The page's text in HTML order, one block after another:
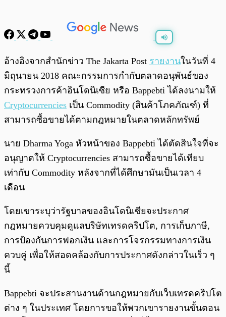
พร้อมเล่น 0:00/ 0:00
อ้างอิงจากสำนักข่าว The Jakarta Post รายงานในวันที่ 4
มิถุนายน 2018 คณะกรรมการกำกับตลาดอนุพันธ์ของ
กระทรวงการค้าอินโดนิเซีย หรือ Bappebti ได้ลงนามให้
Cryptocurrencies เป็น Commodity (สินค้าโภคภัณฑ์) ที่
สามารถซื้อขายได้ตามกฎหมายในตลาดหลักทรัพย์
นาย Dharma Yoga หัวหน้าของ Bappebti ได้ตัดสินใจที่จะ
อนุญาตให้ Cryptocurrencies สามารถซื้อขายได้เทียบ
เท่ากับ Commodity หลังจากที่ได้ศึกษามันเป็นเวลา 4
เดือน
โดยเขาระบุว่ารัฐบาลของอินโดนิเซียจะประกาศ
กฎหมายควบคุมดูแลบริษัทเทรดคริปโต, การเก็บภาษี,
การป้องกันการฟอกเงิน และการโจรกรรมทางการเงิน
ควบคู่ เพื่อให้สอดคล้องกับการประกาศดังกล่าวในเร็ว ๆ
นี้
Bappebti จะประสานงานด้านกฎหมายกับเว็บเทรดคริปโต
ต่าง ๆ ในประเทศ โดยการขอให้พวกเขารายงานขั้นตอน